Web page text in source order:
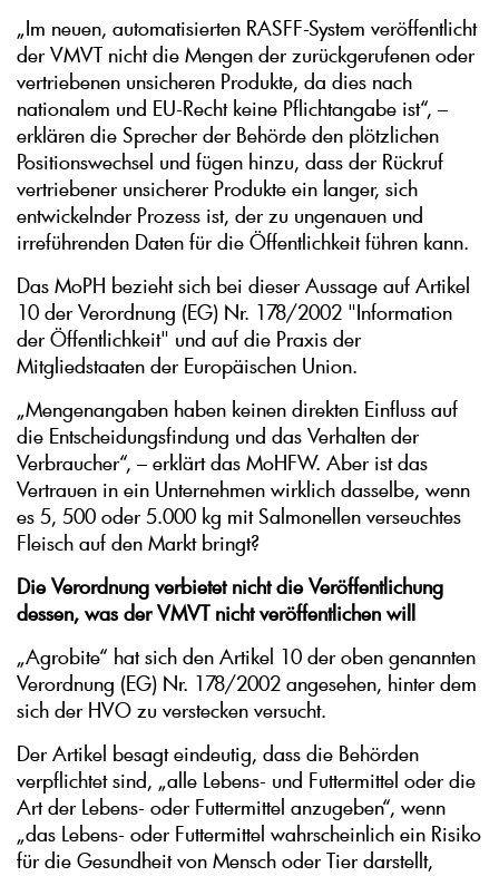
„Im neuen, automatisierten RASFF-System veröffentlicht
der VMVT nicht die Mengen der zurückgerufenen oder
vertriebenen unsicheren Produkte, da dies nach
nationalem und EU-Recht keine Pflichtangabe ist“, –
erklären die Sprecher der Behörde den plötzlichen
Positionswechsel und fügen hinzu, dass der Rückruf
vertriebener unsicherer Produkte ein langer, sich
entwickelnder Prozess ist, der zu ungenauen und
irreführenden Daten für die Öffentlichkeit führen kann.
Das MoPH bezieht sich bei dieser Aussage auf Artikel
10 der Verordnung (EG) Nr. 178/2002 "Information
der Öffentlichkeit" und auf die Praxis der
Mitgliedstaaten der Europäischen Union.
„Mengenangaben haben keinen direkten Einfluss auf
die Entscheidungsfindung und das Verhalten der
Verbraucher“, – erklärt das MoHFW. Aber ist das
Vertrauen in ein Unternehmen wirklich dasselbe, wenn
es 5, 500 oder 5.000 kg mit Salmonellen verseuchtes
Fleisch auf den Markt bringt?
Die Verordnung verbietet nicht die Veröffentlichung
dessen, was der VMVT nicht veröffentlichen will
„Agrobite“ hat sich den Artikel 10 der oben genannten
Verordnung (EG) Nr. 178/2002 angesehen, hinter dem
sich der HVO zu verstecken versucht.
Der Artikel besagt eindeutig, dass die Behörden
verpflichtet sind, „alle Lebens- und Futtermittel oder die
Art der Lebens- oder Futtermittel anzugeben“, wenn
„das Lebens- oder Futtermittel wahrscheinlich ein Risiko
für die Gesundheit von Mensch oder Tier darstellt,